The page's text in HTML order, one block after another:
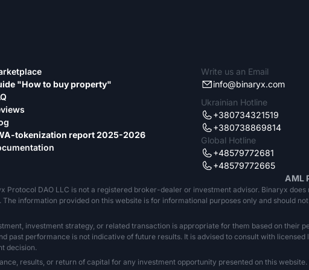
"How to buy property"
tokenization report 2025-2026
Write us an Email
info@binaryx.com
Ukrainian Hotline
+380734321519
+380738869814
Global Hotline
+48579772681
+48579772665
AML
Protocol DAO LLC is not a registered broker-dealer or investment advisor. Binaryx
information provided on this website is for informational purposes only and should
investment strategy, or related transaction is appropriate for them based on their
past performance is not indicative of future results. It is advised to consult with
decision.
results, or return of capital for any investment opportunity presented on this